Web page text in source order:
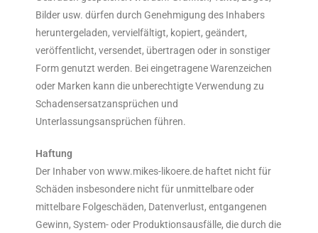
Bilder usw. dürfen durch Genehmigung des Inhabers
heruntergeladen, vervielfältigt, kopiert, geändert,
veröffentlicht, versendet, übertragen oder in sonstiger
Form genutzt werden. Bei eingetragene Warenzeichen
oder Marken kann die unberechtigte Verwendung zu
Schadensersatzansprüchen und
Unterlassungsansprüchen führen.
Haftung
Der Inhaber von www.mikes-likoere.de haftet nicht für
Schäden insbesondere nicht für unmittelbare oder
mittelbare Folgeschäden, Datenverlust, entgangenen
Gewinn, System- oder Produktionsausfälle, die durch die